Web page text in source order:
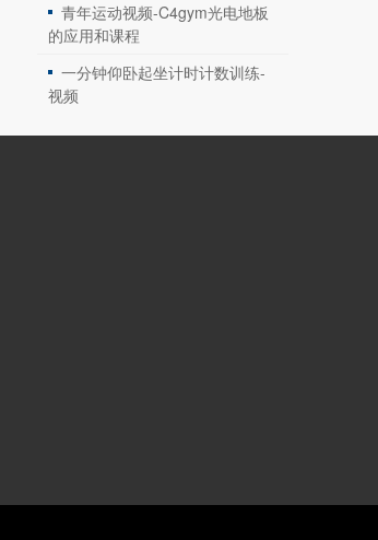
青年运动视频-C4gym光电地板
的应用和课程
一分钟仰卧起坐计时计数训练-
视频